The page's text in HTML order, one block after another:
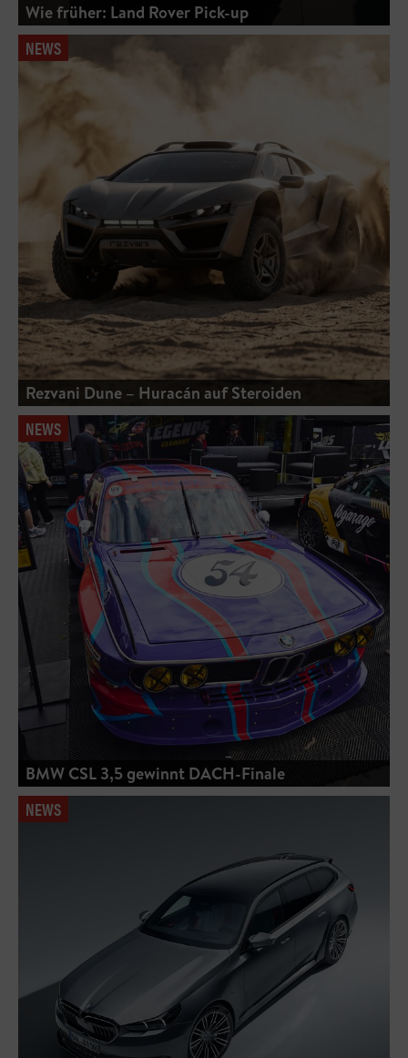
Wie früher: Land Rover Pick-up
NEWS
Rezvani Dune – Huracán auf Steroiden
NEWS
BMW CSL 3,5 gewinnt DACH-Finale
NEWS